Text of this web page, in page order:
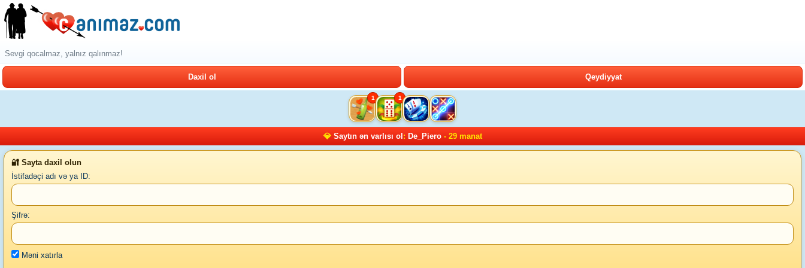
Sevgi qocalmaz, yalnız qalınmaz!
Daxil ol Qeydiyyat
1 1
💎 Saytın ən varlısı ol : De_Piero- 29 manat
🔐 Sayta daxil olun
İstifadəçi adı və ya ID:
Şifrə:
Məni xatırla